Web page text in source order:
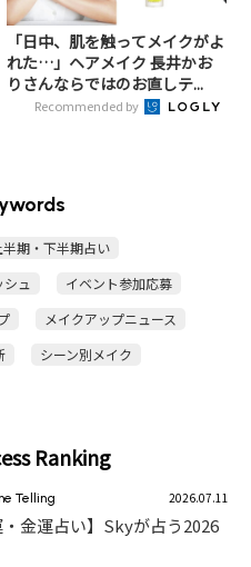
「日中、肌を触ってメイクがよ
れた…」ヘアメイク 長井かお
りさんならではのお直しテ...
Recommended by
半期・下半期占い
ュ
イベント参加応募
メイクアップニュース
シーン別メイク
Ranking
Telling 2026.07.11
・金運占い】Skyが占う2026